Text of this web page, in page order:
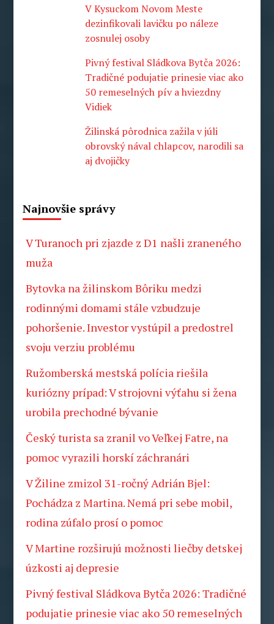
V Kysuckom Novom Meste
dezinfikovali lavičku po náleze
zosnulej osoby
Pivný festival Sládkova Bytča 2026:
Tradičné podujatie prinesie viac ako
50 remeselných pív a hviezdny
Vidiek
Žilinská pôrodnica zažila v júli
obrovský nával chlapcov, narodili sa
aj dvojičky
Najnovšie správy
V Turanoch pri zjazde z D1 našli zraneného
muža
Bytovka na žilinskom Bôriku medzi
rodinnými domami stále vzbudzuje
pohoršenie. Investor vystúpil a predostrel
svoju verziu problému
Ružomberská mestská polícia riešila
kuriózny prípad: V strojovni výťahu si žena
urobila prechodné bývanie
Český turista sa zranil vo Veľkej Fatre, na
pomoc vyrazili horskí záchranári
V Žiline zmizol 31-ročný Adrián Bjel:
Pochádza z Martina. Nemá pri sebe mobil,
rodina zúfalo prosí o pomoc
V Martine rozširujú možnosti liečby detskej
úzkosti aj depresie
Pivný festival Sládkova Bytča 2026: Tradičné
podujatie prinesie viac ako 50 remeselných